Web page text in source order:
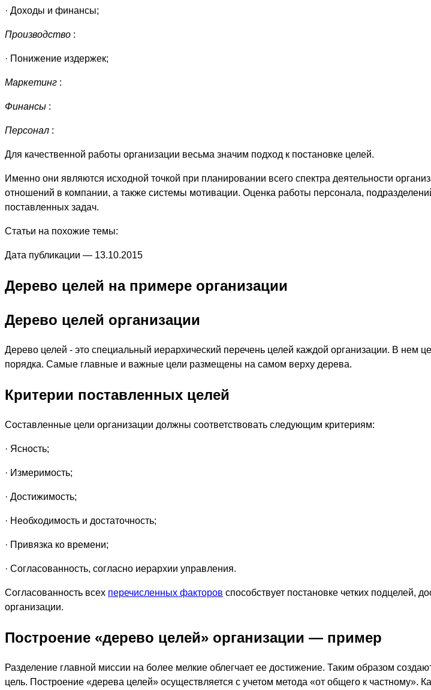
· Доходы и финансы;
Производство :
· Понижение издержек;
Маркетинг :
Финансы :
Персонал :
Для качественной работы организации весьма значим подход к постановке целей.
Именно они являются исходной точкой при планировании всего спектра деятельности
отношений в компании, а также системы мотивации. Оценка работы персонала,
поставленных задач.
Статьи на похожие темы:
Дата публикации — 13.10.2015
Дерево целей на примере организации
Дерево целей организации
Дерево целей - это специальный иерархический перечень целей каждой организации. В нем
порядка. Самые главные и важные цели размещены на самом верху дерева.
Критерии поставленных целей
Составленные цели организации должны соответствовать следующим критериям:
· Ясность;
· Измеримость;
· Достижимость;
· Необходимость и достаточность;
· Привязка ко времени;
· Согласованность, согласно иерархии управления.
Согласованность всех перечисленных факторов способствует постановке четких подцелей,
организации.
Построение «дерево целей» организации — пример
Разделение главной миссии на более мелкие облегчает ее достижение. Таким образом
цель. Построение «дерева целей» осуществляется с учетом метода «от общего к частному».